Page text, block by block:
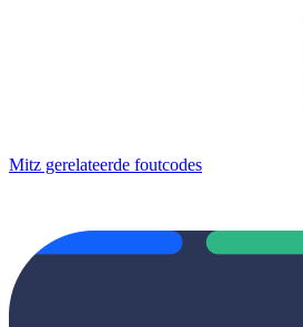
Mitz gerelateerde foutcodes